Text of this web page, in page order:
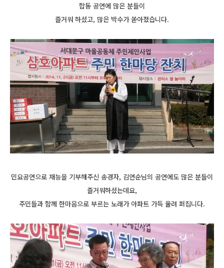
합동 공연에 많은 분들이
즐거워 하셨고, 많은 박수가 쏟아졌습니다.
민요공연으로 재능을 기부해주신 송경자, 김연순님의 공연에도 많은 분들이
즐거워하셨는데요,
주민들과 함께 한마음으로 부르는 노래가 아파트 가득 울려 퍼집니다.